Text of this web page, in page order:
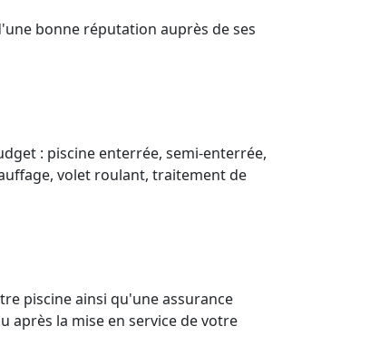
bonne réputation auprès de ses
: piscine enterrée, semi-enterrée,
volet roulant, traitement de
piscine ainsi qu'une assurance
après la mise en service de votre